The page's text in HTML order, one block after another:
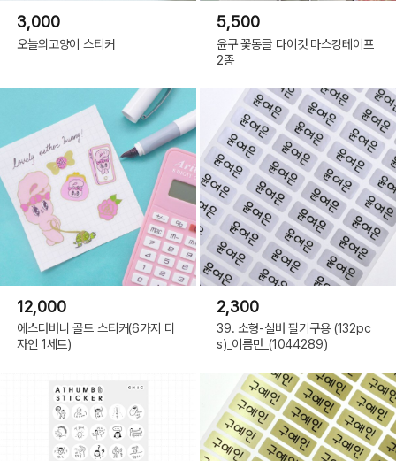
3,000
오늘의고양이 스티커
5,500
윤구 꽃동글 다이컷 마스킹테이프
2종
12,000
에스더버니 골드 스티커(6가지 디
자인 1세트)
2,300
39. 소형-실버 필기구용 (132pc
s)_이름만_(1044289)